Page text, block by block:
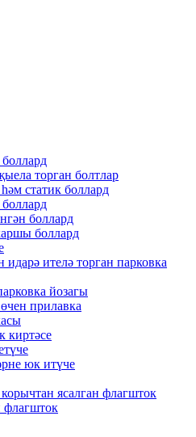
торган болтлар
статик боллард
боллард
боллард
идарә ителә торган парковка
йозагы
прилавка
киртәсе
юк итүче
ясалган флагшток